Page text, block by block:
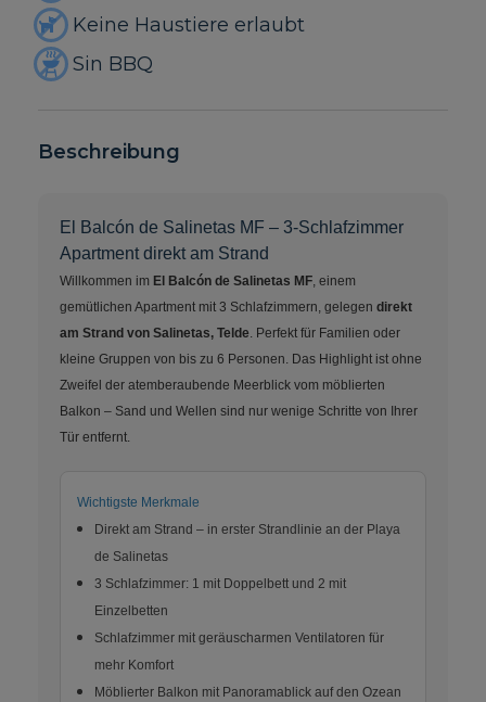
Keine Haustiere erlaubt
Sin BBQ
Beschreibung
El Balcón de Salinetas MF – 3-Schlafzimmer
Apartment direkt am Strand
Willkommen im El Balcón de Salinetas MF, einem
gemütlichen Apartment mit 3 Schlafzimmern, gelegendirekt
am Strand von Salinetas, Telde. Perfekt für Familien oder
kleine Gruppen von bis zu 6 Personen. Das Highlight ist ohne
Zweifel der atemberaubende Meerblick vom möblierten
Balkon – Sand und Wellen sind nur wenige Schritte von Ihrer
Tür entfernt.
Wichtigste Merkmale
Direkt am Strand – in erster Strandlinie an der Playa
de Salinetas
3 Schlafzimmer: 1 mit Doppelbett und 2 mit
Einzelbetten
Schlafzimmer mit geräuscharmen Ventilatoren für
mehr Komfort
Möblierter Balkon mit Panoramablick auf den Ozean